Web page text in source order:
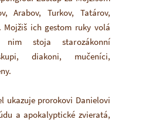
Arabov, Turkov, Tatárov,
Mojžiš ich gestom ruky volá
stoja starozákonní
diakoni, mučeníci,
ukazuje prorokovi Danielovi
a apokalyptické zvieratá,